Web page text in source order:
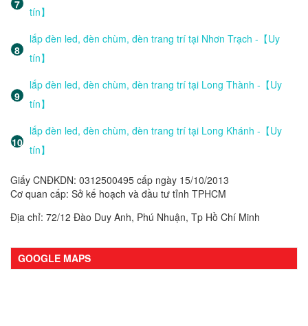
tín】
lắp đèn led, đèn chùm, đèn trang trí tại Nhơn Trạch -【Uy
tín】
lắp đèn led, đèn chùm, đèn trang trí tại Long Thành -【Uy
tín】
lắp đèn led, đèn chùm, đèn trang trí tại Long Khánh -【Uy
tín】
Giấy CNĐKDN: 0312500495 cấp ngày 15/10/2013
Cơ quan cấp: Sở kế hoạch và đầu tư tỉnh TPHCM
Địa chỉ: 72/12 Đào Duy Anh, Phú Nhuận, Tp Hồ Chí Minh
GOOGLE MAPS